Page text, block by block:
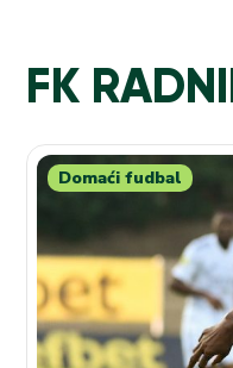
FK
Domaći fudbal